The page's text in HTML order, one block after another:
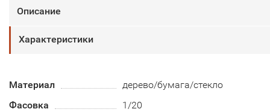
Описание
Характеристики
Материал
дерево/бумага/стекло
Фасовка
1/20